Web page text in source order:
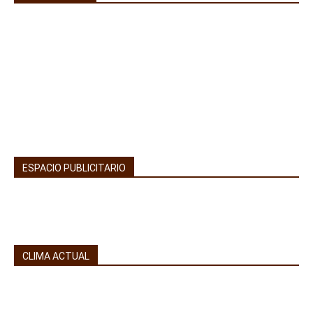
ESPACIO PUBLICITARIO
CLIMA ACTUAL